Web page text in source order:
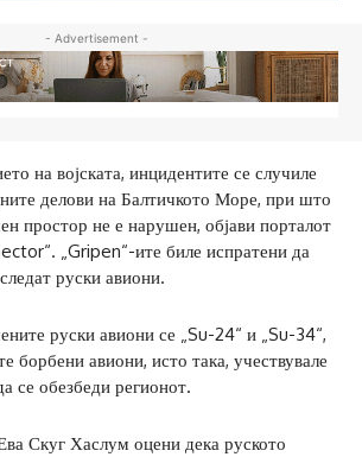
- Advertisement -
на војската, инцидентите се случиле
делови на Балтичкото Море, при што
простор не е нарушен, објави порталот
„Gripen“-ите биле испратени да
руски авиони.
руски авиони се „Su-24“ и „Su-34“,
борбени авиони, исто така, учествувале
се обезбеди регионот.
Скуг Хаслум оцени дека руското